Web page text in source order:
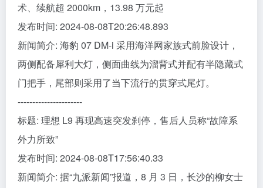
术、续航超 2000km，13.98 万元起
发布时间: 2024-08-08T20:26:48.893
新闻简介: 海豹 07 DM-i 采用海洋网家族式前脸设计，
两侧配备犀利大灯，侧面曲线为溜背式并配有半隐藏式
门把手，尾部则采用了当下流行的贯穿式尾灯。
----------------------
标题: 理想 L9 再现高速突发刹停，售后人员称“故障系
外力所致”
发布时间: 2024-08-08T17:56:40.33
新闻简介: 据“九派新闻”报道，8 月 3 日，长沙的柳女士